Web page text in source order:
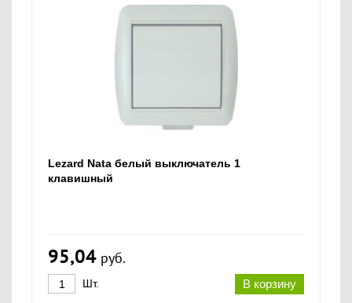
Lezard Nata белый выключатель 1
клавишный
95,04 руб.
В корзину
Шт.